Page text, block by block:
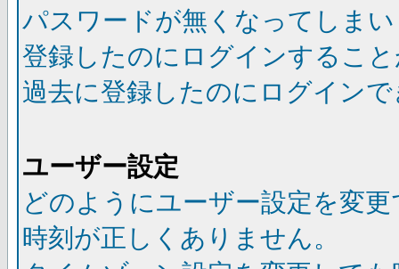
パスワードが無くなってしま
登録したのにログインするこ
過去に登録したのにログイン
ユーザー設定
どのようにユーザー設定を変
時刻が正しくありません。